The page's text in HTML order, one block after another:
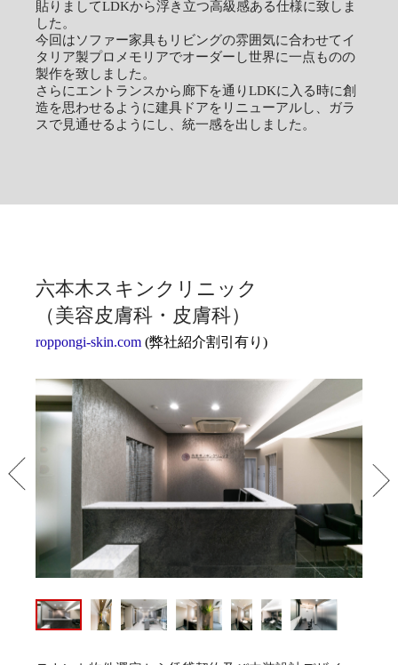
貼りましてLDKから浮き立つ高級感ある仕様に致しま
した。
今回はソファー家具もリビングの雰囲気に合わせてイ
タリア製プロメモリアでオーダーし世界に一点ものの
製作を致しました。
さらにエントランスから廊下を通りLDKに入る時に創
造を思わせるように建具ドアをリニューアルし、ガラ
スで見通せるようにし、統一感を出しました。
六本木スキンクリニック
（美容皮膚科・皮膚科）
roppongi-skin.com (弊社紹介割引有り)
PREV